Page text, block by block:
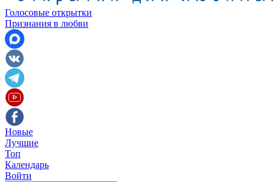
Голосовые открытки
Признания в любви
Новые
Лучшие
Топ
Календарь
Войти